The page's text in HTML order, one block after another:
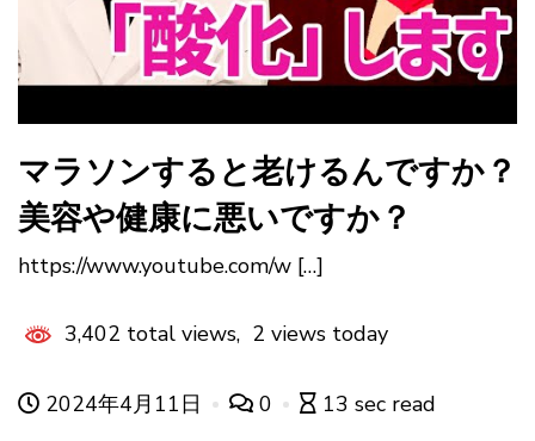
マラソンすると老けるんですか？
美容や健康に悪いですか？
https://www.youtube.com/w […]
3,402 total views, 2 views today
2024年4月11日 0 13 sec read